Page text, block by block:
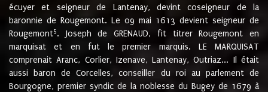
écuyer et seigneur de Lantenay, devint coseigneur de la
baronnie de Rougemont. Le 09 mai 1613 devient seigneur de
Rougemont5. Joseph de GRENAUD, fit titrer Rougemont en
marquisat et en fut le premier marquis. LE MARQUISAT
comprenait Aranc, Corlier, Izenave, Lantenay, Outriaz... Il était
aussi baron de Corcelles, conseiller du roi au parlement de
Bourgogne, premier syndic de la noblesse du Bugey de 1679 à